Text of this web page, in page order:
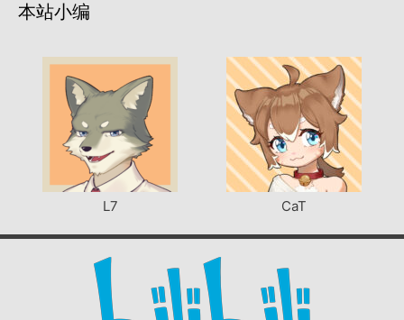
本站小编
L7 CaT